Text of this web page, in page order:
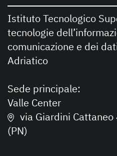
Istituto Tecnologico
tecnologie
comunicazione e dei
Adriatico
Sede principale:
Valle Center
via Giardini
(PN)